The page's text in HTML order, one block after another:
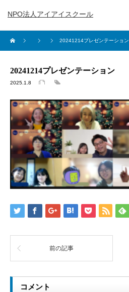
NPO法人アイアイスクール
20241214プレゼンテーション
20241214プレゼンテーション
2025.1.8
前の記事
コメント